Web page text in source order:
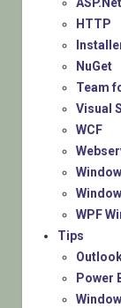
ASP.Net
HTTP
NuGet
Team
Visual
WCF
WPF
Tips
Power